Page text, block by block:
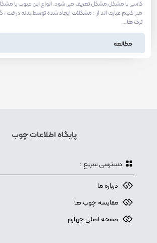
کاسی یا مشکل مشکل تعریف می شود. انواع این عیوب یا
می کنیم عبارت اند از : مشکلات ایجاد شده توسط بدنه درخت ،
ترک ها...
مطالعه
پایگاه اطلاعات چوب
دسترسی سریع :
درباره ما
مقایسه چوب ها
صفحه اصلی چهارم